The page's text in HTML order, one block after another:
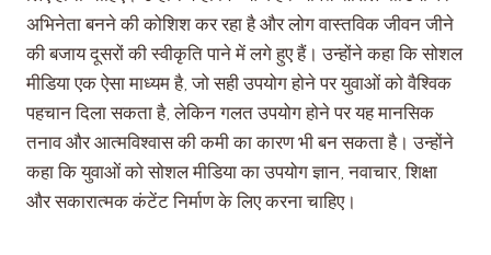
अभिनेता बनने की कोशिश कर रहा है और लोग वास्तविक जीवन जीने
की बजाय दूसरों की स्वीकृति पाने में लगे हुए हैं। उन्होंने कहा कि सोशल
मीडिया एक ऐसा माध्यम है, जो सही उपयोग होने पर युवाओं को वैश्विक
पहचान दिला सकता है, लेकिन गलत उपयोग होने पर यह मानसिक
तनाव और आत्मविश्वास की कमी का कारण भी बन सकता है। उन्होंने
कहा कि युवाओं को सोशल मीडिया का उपयोग ज्ञान, नवाचार, शिक्षा
और सकारात्मक कंटेंट निर्माण के लिए करना चाहिए।